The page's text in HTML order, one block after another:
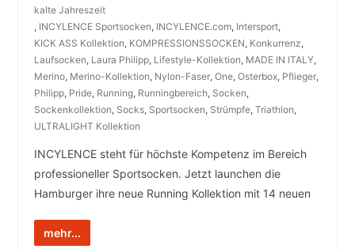
kalte Jahreszeit
, INCYLENCE Sportsocken, INCYLENCE.com, Intersport,
KICK ASS Kollektion, KOMPRESSIONSSOCKEN, Konkurrenz,
Laufsocken, Laura Philipp, Lifestyle-Kollektion, MADE IN ITALY,
Merino, Merino-Kollektion, Nylon-Faser, One, Osterbox, Pflieger,
Philipp, Pride, Running, Runningbereich, Socken,
Sockenkollektion, Socks, Sportsocken, Strümpfe, Triathlon,
ULTRALIGHT Kollektion
INCYLENCE steht für höchste Kompetenz im Bereich
professioneller Sportsocken. Jetzt launchen die
Hamburger ihre neue Running Kollektion mit 14 neuen
mehr...